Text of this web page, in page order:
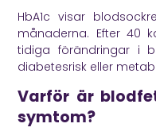
HbA1c visar
månaderna. Efter 40
tidiga förändringar i
diabetesrisk eller
Varför är
symtom?